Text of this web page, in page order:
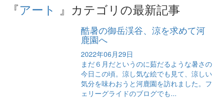
『アート 』カテゴリの最新記事
酷暑の御岳渓谷、涼を求めて河
鹿園へ
2022年06月29日
まだ６月だというのに茹だるような暑さの
今日この頃。涼し気な絵でも見て、涼しい
気分を味わおうと河鹿園を訪れました。フ
ェリーグライドのブログでも...